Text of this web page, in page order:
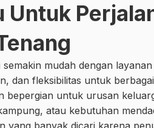
Untuk
mudah dengan
dan fleksibilitas untuk
bepergian untuk urusan
atau kebutuhan